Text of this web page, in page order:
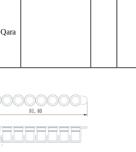
Qara